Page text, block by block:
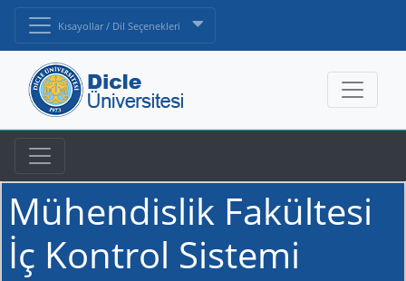
Kısayollar / Dil Seçenekleri
Mühendislik Fakültesi
İç Kontrol Sistemi